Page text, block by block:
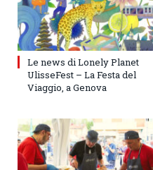
Le news di Lonely Planet
UlisseFest – La Festa del
Viaggio, a Genova